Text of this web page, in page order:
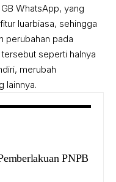
GB WhatsApp, yang
luarbiasa, sehingga
perubahan pada
seperti halnya
merubah
lainnya.
PNPB